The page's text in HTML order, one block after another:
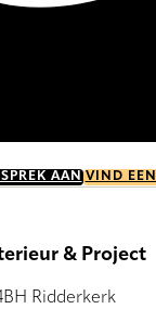
AAN VIND
& Project
Ridderkerk